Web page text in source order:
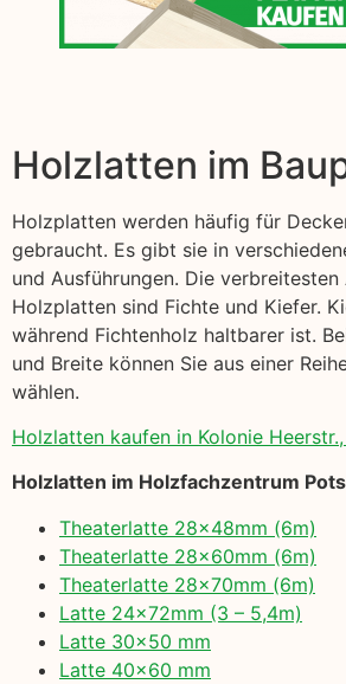
Holzlatten im
Holzplatten werden häufig für
gebraucht. Es gibt sie in
und Ausführungen. Die
Holzplatten sind Fichte und Kiefer.
während Fichtenholz haltbarer ist.
und Breite können Sie aus einer
wählen.
Holzlatten kaufen in Kolonie
Holzlatten im Holzfachzentrum
Theaterlatte 28x48mm (6m)
Theaterlatte 28x60mm (6m)
Theaterlatte 28x70mm (6m)
Latte 24x72mm (3 – 5,4m)
Latte 30×50 mm
Latte 40×60 mm